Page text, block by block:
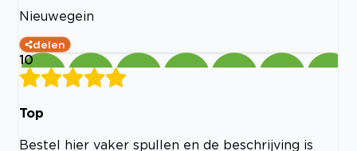
Nieuwegein
delen
10
Top
Bestel hier vaker spullen en de beschrijving is